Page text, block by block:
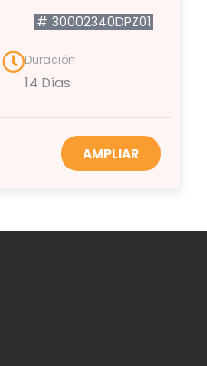
# 30002340DPZ01
Duración
14 Días
AMPLIAR